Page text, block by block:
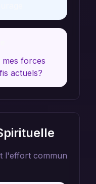
mes forces
actuels?
l'effort commun